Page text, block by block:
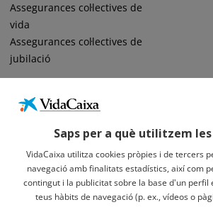
Saps per a què utilitzem
VidaCaixa utilitza cookies pròpies i de tercers
navegació amb finalitats estadístics, així com
contingut i la publicitat sobre la base d'un
teus hàbits de navegació (p. ex., vídeos o
Assegurances col·lectives de
vida
Assegurances col·lectives de
jubilació
Informació Legal Sobre VidaCaixa, S.A.
Avís Legal